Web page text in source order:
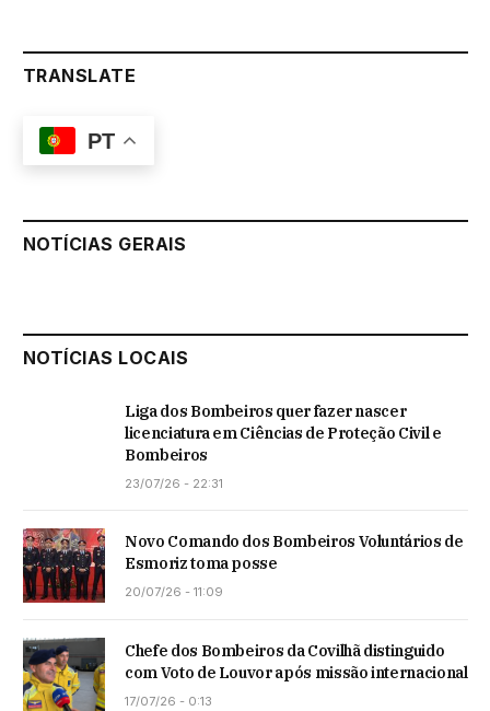
TRANSLATE
PT
NOTÍCIAS GERAIS
NOTÍCIAS LOCAIS
Liga dos Bombeiros quer fazer nascer
licenciatura em Ciências de Proteção Civil e
Bombeiros
23/07/26 - 22:31
Novo Comando dos Bombeiros Voluntários de
Esmoriz toma posse
20/07/26 - 11:09
Chefe dos Bombeiros da Covilhã distinguido
com Voto de Louvor após missão internacional
17/07/26 - 0:13